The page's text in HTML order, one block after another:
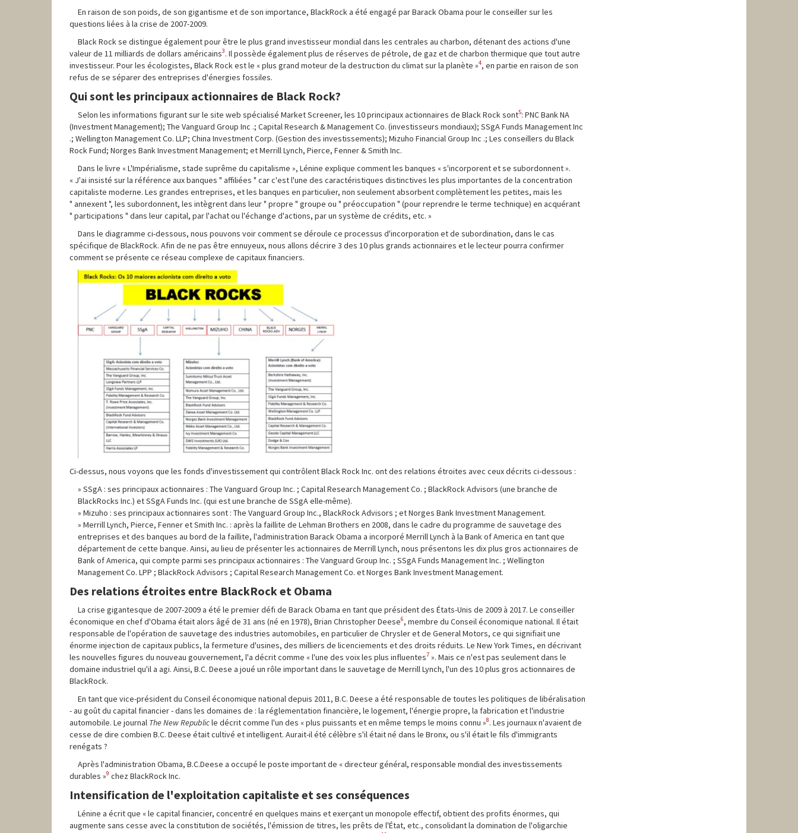
En raison de son poids, de son gigantisme et de son importance, BlackRock a été engagé par Barack Obama pour le conseiller sur les
questions liées à la crise de 2007-2009.
Black Rock se distingue également pour être le plus grand investisseur mondial dans les centrales au charbon, détenant des actions d'une
valeur de 11 milliards de dollars américains3. Il possède également plus de réserves de pétrole, de gaz et de charbon thermique que tout autre
investisseur. Pour les écologistes, Black Rock est le « plus grand moteur de la destruction du climat sur la planète »4, en partie en raison de son
refus de se séparer des entreprises d'énergies fossiles.
Qui sont les principaux actionnaires de Black Rock?
Selon les informations figurant sur le site web spécialisé Market Screener, les 10 principaux actionnaires de Black Rock sont5: PNC Bank NA
(Investment Management); The Vanguard Group Inc .; Capital Research & Management Co. (investisseurs mondiaux); SSgA Funds Management Inc
.; Wellington Management Co. LLP; China Investment Corp. (Gestion des investissements); Mizuho Financial Group Inc .; Les conseillers du Black
Rock Fund; Norges Bank Investment Management; et Merrill Lynch, Pierce, Fenner & Smith Inc.
Dans le livre « L'Impérialisme, stade suprême du capitalisme », Lénine explique comment les banques « s'incorporent et se subordonnent ».
« J'ai insisté sur la référence aux banques " affiliées " car c'est l'une des caractéristiques distinctives les plus importantes de la concentration
capitaliste moderne. Les grandes entreprises, et les banques en particulier, non seulement absorbent complètement les petites, mais les
" annexent ", les subordonnent, les intègrent dans leur " propre " groupe ou " préoccupation " (pour reprendre le terme technique) en acquérant
" participations " dans leur capital, par l'achat ou l'échange d'actions, par un système de crédits, etc. »
Dans le diagramme ci-dessous, nous pouvons voir comment se déroule ce processus d'incorporation et de subordination, dans le cas
spécifique de BlackRock. Afin de ne pas être ennuyeux, nous allons décrire 3 des 10 plus grands actionnaires et le lecteur pourra confirmer
comment se présente ce réseau complexe de capitaux financiers.
Ci-dessus, nous voyons que les fonds d'investissement qui contrôlent Black Rock Inc. ont des relations étroites avec ceux décrits ci-dessous :
SSgA : ses principaux actionnaires : The Vanguard Group Inc. ; Capital Research Management Co. ; BlackRock Advisors (une branche de
BlackRocks Inc.) et SSgA Funds Inc. (qui est une branche de SSgA elle-même).
Mizuho : ses principaux actionnaires sont : The Vanguard Group Inc., BlackRock Advisors ; et Norges Bank Investment Management.
Merrill Lynch, Pierce, Fenner et Smith Inc. : après la faillite de Lehman Brothers en 2008, dans le cadre du programme de sauvetage des
entreprises et des banques au bord de la faillite, l'administration Barack Obama a incorporé Merrill Lynch à la Bank of America en tant que
département de cette banque. Ainsi, au lieu de présenter les actionnaires de Merrill Lynch, nous présentons les dix plus gros actionnaires de
Bank of America, qui compte parmi ses principaux actionnaires : The Vanguard Group Inc. ; SSgA Funds Management Inc. ; Wellington
Management Co. LPP ; BlackRock Advisors ; Capital Research Management Co. et Norges Bank Investment Management.
Des relations étroites entre BlackRock et Obama
La crise gigantesque de 2007-2009 a été le premier défi de Barack Obama en tant que président des États-Unis de 2009 à 2017. Le conseiller
économique en chef d'Obama était alors âgé de 31 ans (né en 1978), Brian Christopher Deese6, membre du Conseil économique national. Il était
responsable de l'opération de sauvetage des industries automobiles, en particulier de Chrysler et de General Motors, ce qui signifiait une
énorme injection de capitaux publics, la fermeture d'usines, des milliers de licenciements et des droits réduits. Le New York Times, en décrivant
les nouvelles figures du nouveau gouvernement, l'a décrit comme « l'une des voix les plus influentes7 ». Mais ce n'est pas seulement dans le
domaine industriel qu'il a agi. Ainsi, B.C. Deese a joué un rôle important dans le sauvetage de Merrill Lynch, l'un des 10 plus gros actionnaires de
BlackRock.
En tant que vice-président du Conseil économique national depuis 2011, B.C. Deese a été responsable de toutes les politiques de libéralisation
- au goût du capital financier - dans les domaines de : la réglementation financière, le logement, l'énergie propre, la fabrication et l'industrie
automobile. Le journal The New Republicle décrit comme l'un des « plus puissants et en même temps le moins connu »8. Les journaux n'avaient de
cesse de dire combien B.C. Deese était cultivé et intelligent. Aurait-il été célèbre s'il était né dans le Bronx, ou s'il était le fils d'immigrants
renégats ?
Après l'administration Obama, B.C.Deese a occupé le poste important de « directeur général, responsable mondial des investissements
durables »9 chez BlackRock Inc.
Intensification de l'exploitation capitaliste et ses conséquences
Lénine a écrit que « le capital financier, concentré en quelques mains et exerçant un monopole effectif, obtient des profits énormes, qui
augmente sans cesse avec la constitution de sociétés, l'émission de titres, les prêts de l'État, etc., consolidant la domination de l'oligarchie